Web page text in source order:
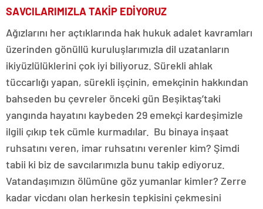
SAVCILARIMIZLA TAKİP EDİYORUZ
Ağızlarını her açtıklarında hak hukuk adalet kavramları
üzerinden gönüllü kuruluşlarımızla dil uzatanların
ikiyüzlülüklerini çok iyi biliyoruz. Sürekli ahlak
tüccarlığı yapan, sürekli işçinin, emekçinin hakkından
bahseden bu çevreler önceki gün Beşiktaş’taki
yangında hayatını kaybeden 29 emekçi kardeşimizle
ilgili çıkıp tek cümle kurmadılar. Bu binaya inşaat
ruhsatını veren, imar ruhsatını verenler kim? Şimdi
tabii ki biz de savcılarımızla bunu takip ediyoruz.
Vatandaşımızın ölümüne göz yumanlar kimler? Zerre
kadar vicdanı olan herkesin tepkisini çekmesini